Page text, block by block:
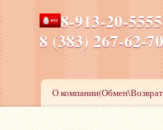
8-913-20-
8 (383) 267-
ПН-ПТ 8-17,СБ-ВС 9-
О